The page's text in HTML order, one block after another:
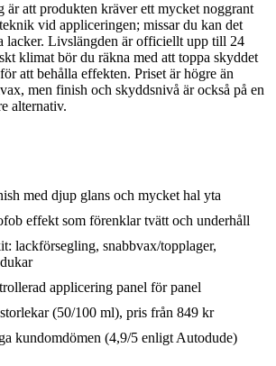
är att produkten kräver ett mycket noggrant
vid appliceringen; missar du kan det
lacker. Livslängden är officiellt upp till 24
klimat bör du räkna med att toppa skyddet
att behålla effekten. Priset är högre än
men finish och skyddsnivå är också på en
alternativ.
med djup glans och mycket hal yta
effekt som förenklar tvätt och underhåll
lackförsegling, snabbvax/topplager,
applicering panel för panel
(50/100 ml), pris från 849 kr
kundomdömen (4,9/5 enligt Autodude)